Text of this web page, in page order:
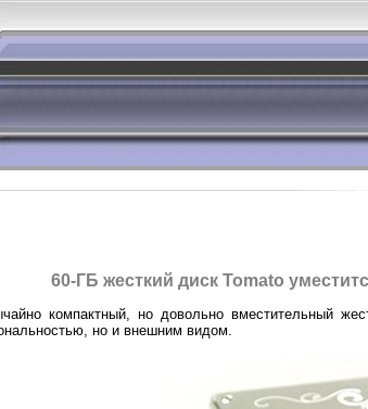
60-ГБ жесткий диск Tomato
компактный, но довольно вместительный
но и внешним видом.